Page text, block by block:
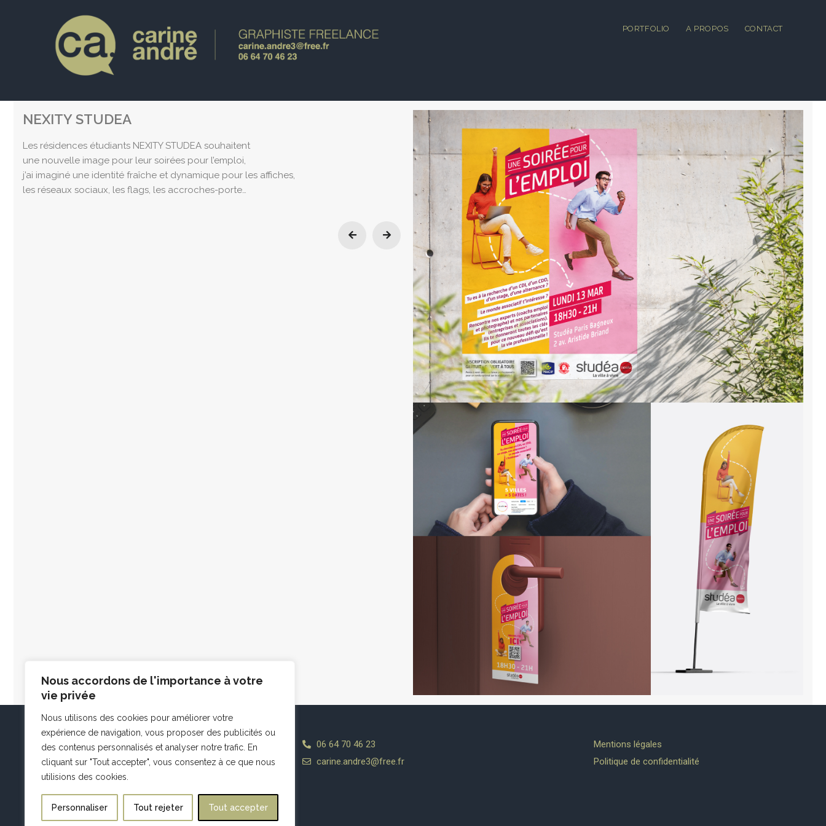
Nous accordons de l'importance à votre
vie privée
Nous utilisons des cookies pour améliorer votre
expérience de navigation, vous proposer des publicités ou
des contenus personnalisés et analyser notre trafic. En
cliquant sur "Tout accepter", vous consentez à ce que nous
utilisions des cookies.
Personnaliser Tout rejeter Tout accepter
PORTFOLIO A PROPOS CONTACT
NEXITY STUDEA
Les résidences étudiants NEXITY STUDEA souhaitent
une nouvelle image pour leur soirées pour l’emploi,
j’ai imaginé une identité fraîche et dynamique pour les affiches,
les réseaux sociaux, les flags, les accroches-porte…
06 64 70 46 23
carine.andre3@free.fr
Mentions légales
Politique de confidentialité